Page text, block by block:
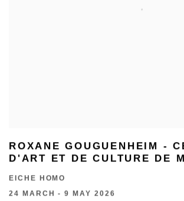
ROXANE GOUGUENHEIM -
D'ART ET DE CULTURE DE
EICHE HOMO
24 MARCH - 9 MAY 2026